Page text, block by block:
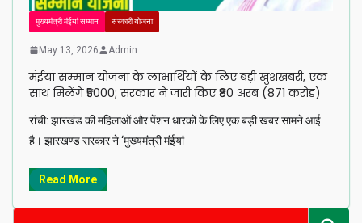
मुख्यमंत्री मंईयां सम्मान सरकारी योजना
May 13, 2026 Admin
मंईयां सम्मान योजना के लाभार्थियों के लिए बड़ी खुशखबरी, एक
साथ मिलेंगे ₹5000; सरकार ने जारी किए ₹80 अरब (871 करोड़)
रांची: झारखंड की महिलाओं और पेंशन धारकों के लिए एक बड़ी खबर सामने आई
है। झारखण्ड सरकार ने ‘मुख्यमंत्री मंईयां
Read More